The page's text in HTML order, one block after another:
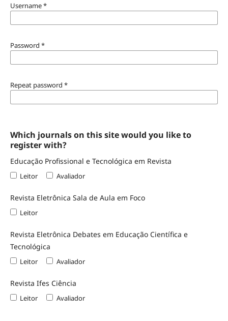
Username*
Password *
Repeat password *
Which journals on this site would you like to
register with?
Educação Profissional e Tecnológica em Revista
Leitor Avaliador
Revista Eletrônica Sala de Aula em Foco
Leitor
Revista Eletrônica Debates em Educação Científica e
Tecnológica
Leitor Avaliador
Revista Ifes Ciência
Leitor Avaliador